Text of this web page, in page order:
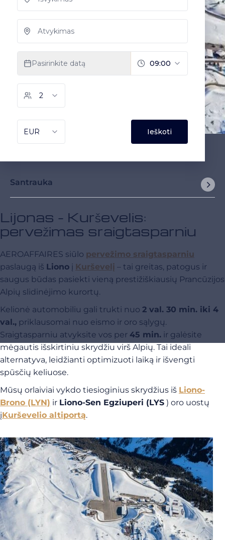
Santrauka
Lijonas - Kurševelis:
pervežimas sraigtasparniu
AEROAFFAIRES siūlo pervežimo sraigtasparniu
paslaugą iš Liono į Kurševelį – tai greitas, patogus ir
saugus būdas pasiekti vieną prestižiškiausių Prancūzijos
Alpių slidinėjimo kurortų.
Kelionė automobiliu gali trukti nuo 2 val. 30 min. iki 4
val., priklausomai nuo eismo ir oro sąlygų.
Sraigtasparniu atvyksite vos per 45 min. ir galėsite
mėgautis išskirtiniu skrydžiu virš Alpių. Tai ideali
alternatyva, leidžianti optimizuoti laiką ir išvengti
spūsčių keliuose.
Mūsų orlaiviai vykdo tiesioginius skrydžius iš Liono-
Brono (LYN) ir Liono-Sen Egziuperi (LYS ) oro uostų
įKurševelio altiportą.